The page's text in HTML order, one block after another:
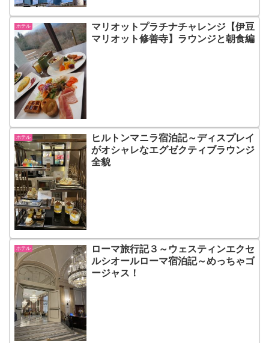
ホテル
マリオットプラチナチャレンジ【伊豆
マリオット修善寺】ラウンジと朝食編
ホテル
ヒルトンマニラ宿泊記～ディスプレイ
がオシャレなエグゼクティブラウンジ
全貌
ホテル
ローマ旅行記３～ウェスティンエクセ
ルシオールローマ宿泊記～めっちゃゴ
ージャス！